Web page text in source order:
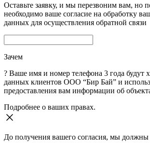
Оставьте заявку, и мы перезвоним вам, но
необходимо ваше согласие на обработку
данных для осуществления обратной связи
Зачем
? Ваше имя и номер телефона 3 года будут
данных клиентов ООО “Бир Бай” и
предоставления вам информации об
Подробнее о ваших правах.
До получения вашего согласия, мы